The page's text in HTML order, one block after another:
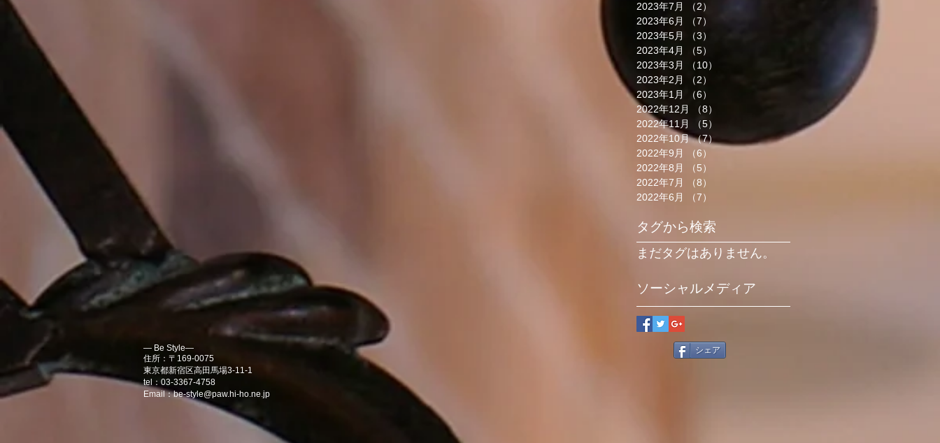
2023年7月
（2）
2023年6月
（7）
2023年5月
（3）
2023年4月
（5）
2023年3月
（10）
2023年2月
（2）
2023年1月
（6）
2022年12月
（8）
2022年11月
（5）
2022年10月 （7）
7件の記事
2022年9月
（6）
2022年8月
（5）
2022年7月
（8）
2022年6月
（7）
タグから検索
まだタグはありません。
ソーシャルメディア
― Be Style―
住所：〒169-0075
東京都新宿区高田馬場3-11-1
tel：03-3367-4758
Email：be-style@paw.hi-ho.ne.jp
シェア